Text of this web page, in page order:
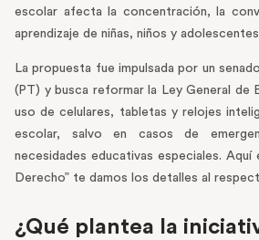
escolar afecta la concentración, la
aprendizaje de niñas, niños y
La propuesta fue impulsada por un
(PT) y busca reformar la Ley General de
uso de celulares, tabletas y relojes
escolar, salvo en casos de
necesidades educativas especiales. Aquí
Derecho” te damos los detalles al
¿Qué plantea la